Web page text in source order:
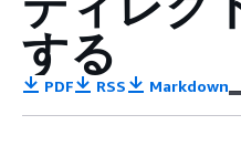
する
PDF RSS Markdown